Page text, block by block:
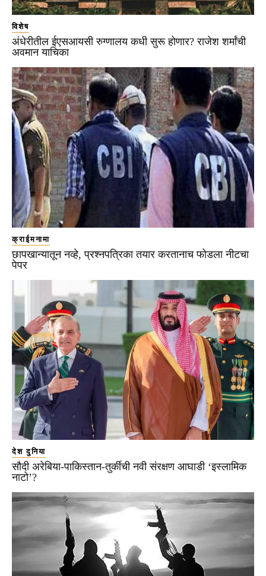
विशेष
अंधेरीतील ईएसआयसी रुग्णालय कधी सुरू होणार? राजेश शर्मांची
अवमान याचिका
क्राईमनामा
छापखान्यातून नव्हे, प्रश्नपत्रिका तयार करतानाच फोडला नीटचा
पेपर
देश दुनिया
सौदी अरेबिया-पाकिस्तान-तुर्कीची नवी संरक्षण आघाडी ‘इस्लामिक
नाटो’?